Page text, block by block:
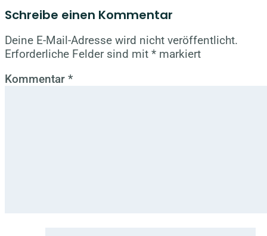
Schreibe einen Kommentar
Deine E-Mail-Adresse wird nicht veröffentlicht.
Erforderliche Felder sind mit * markiert
Kommentar *